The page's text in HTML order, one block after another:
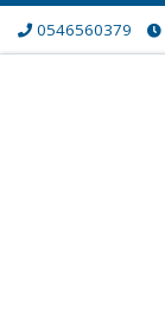
Skip to content
0546560379